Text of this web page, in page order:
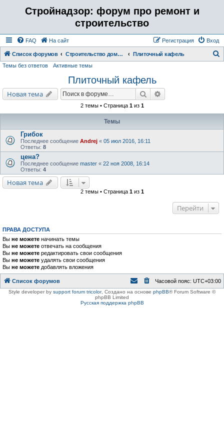
Стройнадзор: форум про ремонт и
строительство
FAQ На сайт Вход
Регистрация
Список форумов Строительство дома, бани, коттеджа. Отделка ремонт помещений. Плиточный кафель
Темы без ответов Активные темы
Плиточный кафель
Новая тема Поиск
2 темы • Страница 1из 1
Темы
Грибок
Последнее сообщение Andrej « 05 июл 2016, 16:11
Ответы: 8
цена?
Последнее сообщение master « 22 ноя 2008, 16:14
Ответы: 4
Новая тема
2 темы • Страница 1из 1
Перейти
ПРАВА ДОСТУПА
Вы не можете начинать темы
Вы не можете отвечать на сообщения
Вы не можете редактировать свои сообщения
Вы не можете удалять свои сообщения
Вы не можете добавлять вложения
Список форумов Часовой пояс: UTC+03:00
Style developer by support forum tricolor, Создано на основе phpBB® Forum Software ©
phpBB Limited
Русская поддержка phpBB